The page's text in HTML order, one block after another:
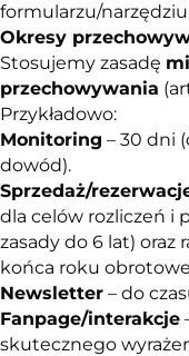
formularzu/
Okresy
Stosujemy zasadę
przechowywania
Przykładowo:
Monitoring – 30 dni
dowód).
Sprzedaż/
dla celów rozliczeń i
zasady do 6 lat) oraz
końca roku
Newsletter – do
Fanpage/interakcje
skutecznego